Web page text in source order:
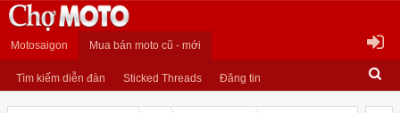
Motosaigon Mua bán moto cũ - mới
Tìm kiếm diễn đàn Sticked Threads Đăng tin